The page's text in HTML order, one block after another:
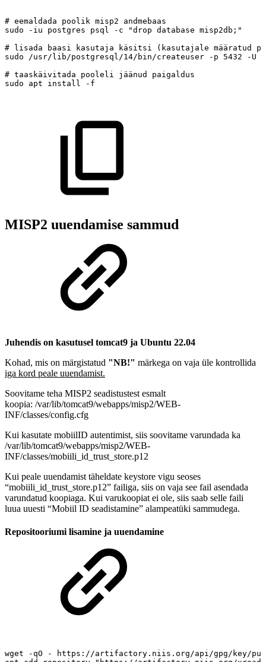
# eemaldada poolik misp2
andmebaas
sudo
-iu postgres psql -c "drop database misp2db;"
#
lisada baasi kasutaja käsitsi (kasutajale määratud
sudo
/usr/lib/postgresql/14/bin/createuser -p 5432 -U
# taaskäivitada pooleli jäänud
paigaldus
sudo
apt install -f
MISP2 uuendamise sammud
Juhendis on kasutusel tomcat9 ja Ubuntu 22.04
Kohad, mis on märgistatud "NB!" märkega on vaja üle kontrollida
iga kord peale uuendamist.
Soovitame teha MISP2 seadistustest esmalt
koopia: /var/lib/tomcat9/webapps/misp2/WEB-
INF/classes/config.cfg
Kui kasutate mobiilID autentimist, siis soovitame varundada ka
/var/lib/tomcat9/webapps/misp2/WEB-
INF/classes/mobiili_id_trust_store.p12
Kui peale uuendamist täheldate keystore vigu seoses
“mobiili_id_trust_store.p12” failiga, siis on vaja see fail asendada
varundatud koopiaga. Kui varukoopiat ei ole, siis saab selle faili
luua uuesti “Mobiil ID seadistamine” alampeatüki sammudega.
Repositooriumi lisamine ja uuendamine
wget -qO -
https://artifactory.niis.org/api/gpg/key/